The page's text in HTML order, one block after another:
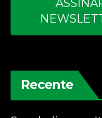
Recente